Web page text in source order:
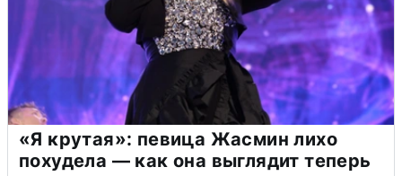
«Я крутая»: певица Жасмин лихо
похудела — как она выглядит теперь